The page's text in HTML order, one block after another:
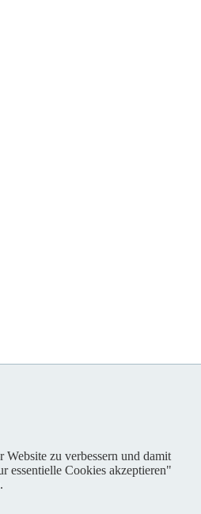
zu verbessern und damit
essentielle Cookies akzeptieren"